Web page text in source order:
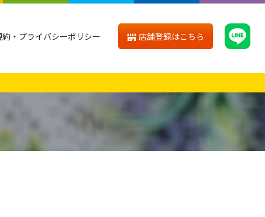
約・プライバシーポリシー 店舗登録はこちら